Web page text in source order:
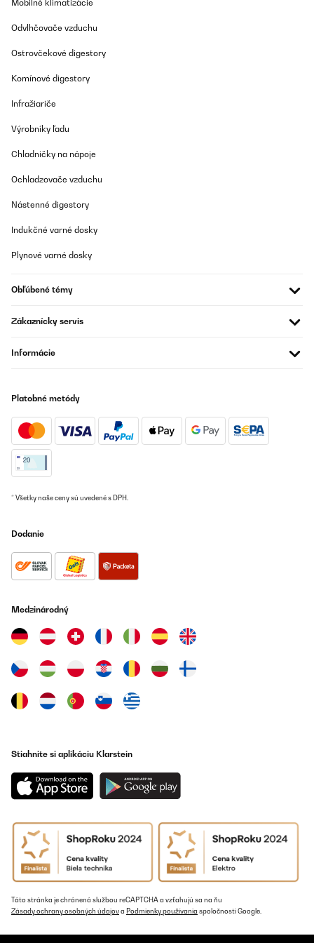
Amazon-Benutzer
Preložiť
Passt und erfüllt seinen Zweck
Amazon-Benutzer
Preložiť
Passt perfekt und die Makronen werden wieder luftig leicht!
Amazon-Benutzer
Geniales TeilHatte mir den Arm gebrochen, musste aber durch
OVERENÁ KONTROLA
Preložiť
Aspetto piacevolmente bello . Non vedo l'ora di usarla e
Utente Amazon
Preložiť
Amazon-gebruiker
Preložiť
Perfekter Ersatz, da der erste Schneebesen mittlerweile in Rente
gegangen ist. Schnelle Lieferung ist wie gewohnt erfolgt.
Amazon-Benutzer
Mobilné klimatizácie
Odvlhčovače vzduchu
Ostrovčekové digestory
Komínové digestory
Infražiariče
Výrobníky ľadu
Chladničky na nápoje
Ochladzovače vzduchu
Nástenné digestory
Indukčné varné dosky
Plynové varné dosky
Obľúbené témy
Zákaznícky servis
Informácie
Platobné metódy
* Všetky naše ceny sú uvedené s DPH.
Dodanie
Medzinárodný
Stiahnite si aplikáciu Klarstein
Táto stránka je chránená službou reCAPTCHA a vzťahujú sa na ňu
Zásady ochrany osobných údajova Podmienky používania spoločnosti Google.